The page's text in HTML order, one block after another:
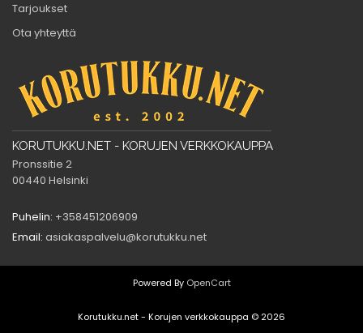
Tarjoukset
Ota yhteyttä
KORUTUKKU.NET - KORUJEN VERKKOKAUPPA
Pronssitie 2
00440 Helsinki
Puhelin: +358451206909
Email: asiakaspalvelu@korutukku.net
Powered By OpenCart
Korutukku.net - Korujen verkkokauppa © 2026